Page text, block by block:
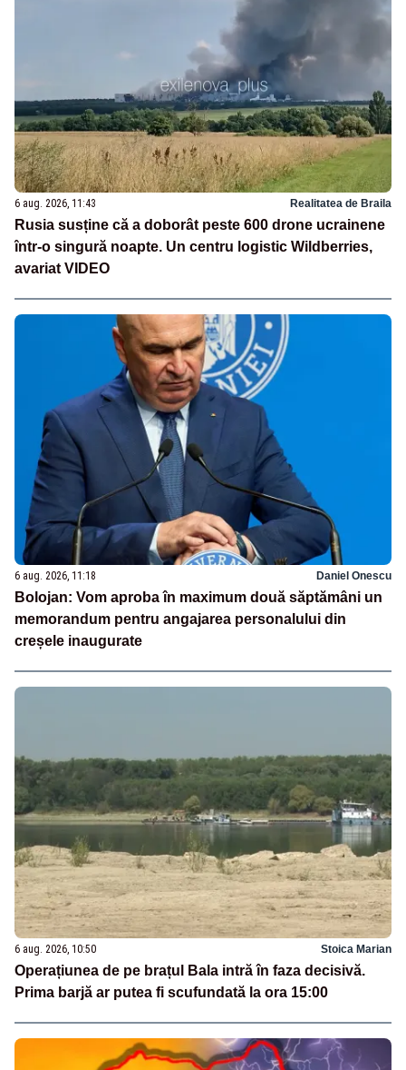
6 aug. 2026, 11:43 Realitatea de Braila
Rusia susține că a doborât peste 600 drone ucrainene
într-o singură noapte. Un centru logistic Wildberries,
avariat VIDEO
6 aug. 2026, 11:18 Daniel Onescu
Bolojan: Vom aproba în maximum două săptămâni un
memorandum pentru angajarea personalului din
creșele inaugurate
6 aug. 2026, 10:50 Stoica Marian
Operațiunea de pe brațul Bala intră în faza decisivă.
Prima barjă ar putea fi scufundată la ora 15:00